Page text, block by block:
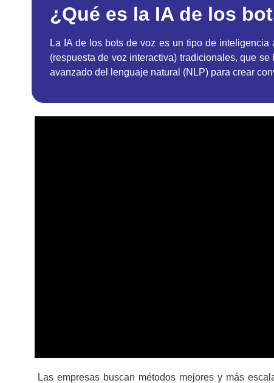
¿Qué es la IA de los
La IA de los bots de voz es un tipo de
(respuesta de voz interactiva) tradicionales, que
avanzado del lenguaje natural (NLP) para crear
Las empresas buscan métodos mejores y más